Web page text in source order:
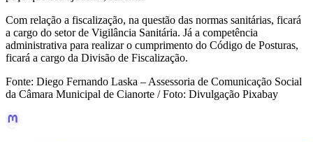
Com relação a fiscalização, na questão das normas sanitárias, ficará
a cargo do setor de Vigilância Sanitária. Já a competência
administrativa para realizar o cumprimento do Código de Posturas,
ficará a cargo da Divisão de Fiscalização.
Fonte: Diego Fernando Laska – Assessoria de Comunicação Social
da Câmara Municipal de Cianorte / Foto: Divulgação Pixabay